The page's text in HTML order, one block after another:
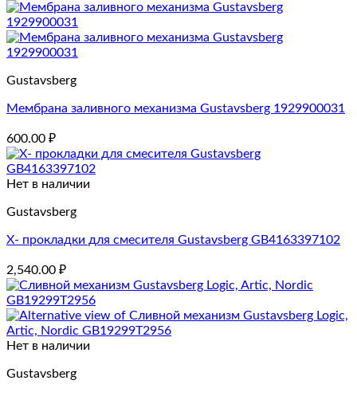
Gustavsberg
Мембрана заливного механизма Gustavsberg 1929900031
600.00 ₽
Нет в наличии
Gustavsberg
X- прокладки для смесителя Gustavsberg GB4163397102
2,540.00 ₽
Нет в наличии
Gustavsberg